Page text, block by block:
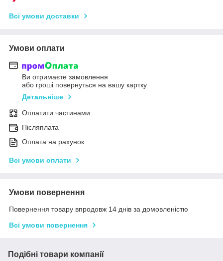
Всі умови доставки
Умови оплати
Ви отримаєте замовлення
або гроші повернуться на вашу картку
Детальніше
Оплатити частинами
Післяплата
Оплата на рахунок
Всі умови оплати
Умови повернення
Повернення товару впродовж 14 днів за домовленістю
Всі умови повернення
Подібні товари компанії